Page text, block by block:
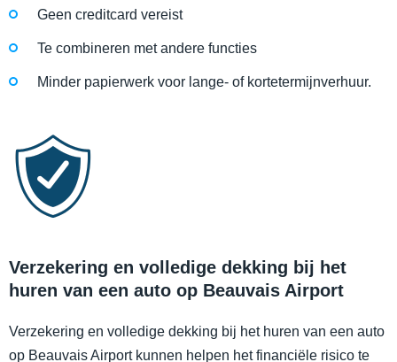
Geen creditcard vereist
Te combineren met andere functies
Minder papierwerk voor lange- of kortetermijnverhuur.
Verzekering en volledige dekking bij het
huren van een auto op Beauvais Airport
Verzekering en volledige dekking bij het huren van een auto
op Beauvais Airport kunnen helpen het financiële risico te